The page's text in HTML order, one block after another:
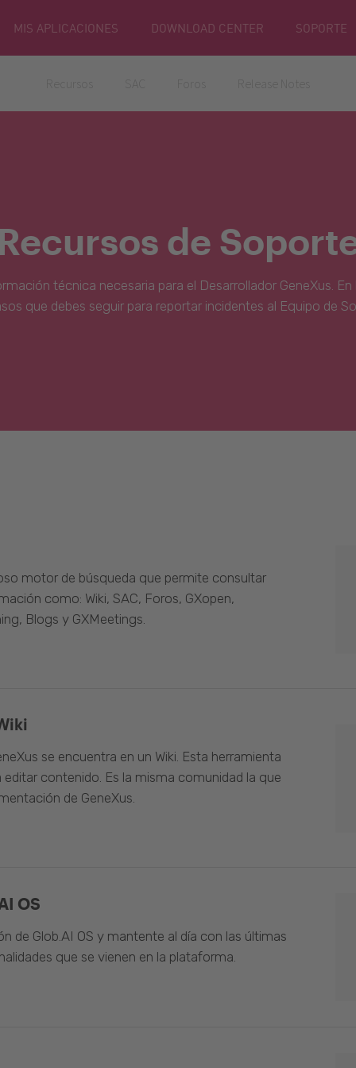
MIS APLICACIONES DOWNLOAD CENTER SOPORTE
de
técnica necesaria para el Desarrollador GeneXus.
que debes seguir para reportar incidentes al Equipo de
se encuentra en un Wiki. Esta herramienta
contenido. Es la misma comunidad la que
de GeneXus.
motor de búsqueda que permite consultar
como: Wiki, SAC, Foros, GXopen,
Blogs y GXMeetings.
OS
de Glob.AI OS y mantente al día con las últimas
que se vienen en la plataforma.